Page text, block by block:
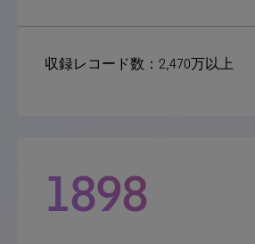
収録レコード数：2,470万以上
1898